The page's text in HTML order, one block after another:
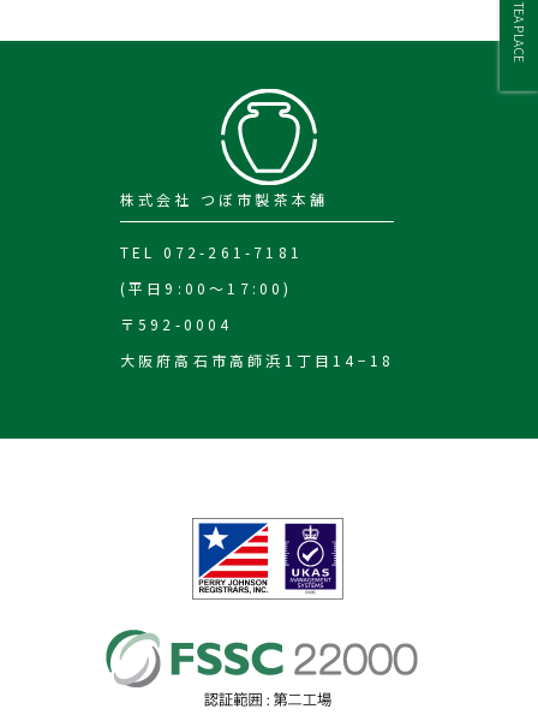
TEA PLACE
株式会社 つぼ市製茶本舗
TEL 072-261-7181
(平日9:00～17:00)
〒592-0004
大阪府高石市高師浜1丁目14−18